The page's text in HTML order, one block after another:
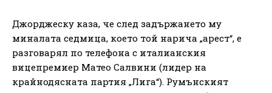
Джорджеску каза, че след задържането му
миналата седмица, което той нарича „арест“, е
разговарял по телефона с италианския
вицепремиер Матео Салвини (лидер на
крайнодясната партия „Лига“). Румънският